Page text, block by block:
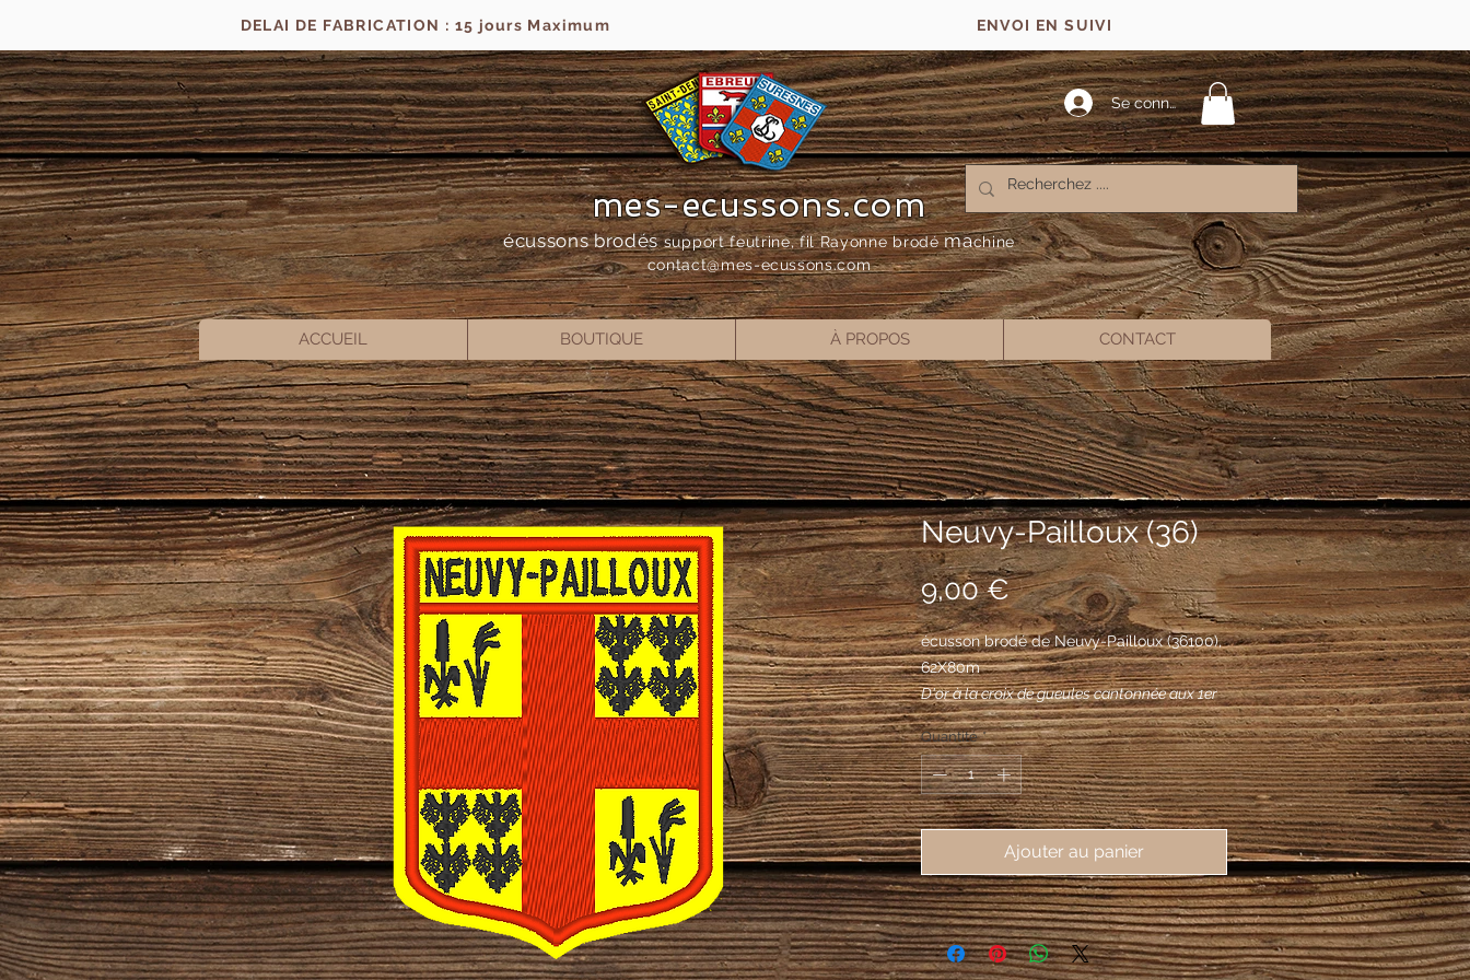
DELAI DE FABRICATION : 15 jours Maximum ENVOI EN SUIVI
Se connecter
mes-ecussons.com
écussons brodés support feutrine, fil Rayonne brodémachine
contact@mes-ecussons.com
ACCUEIL BOUTIQUE À PROPOS CONTACT
Neuvy-Pailloux (36)
9,00 €Prix
écusson brodé de Neuvy-Pailloux (36100),
62X80m
D'or à la croix de gueules cantonnée aux 1er
et 4e d'un épi de blé et d'un roseau les deux
de sable et rangés en fasce, aux 2e et 3e
chacun de quatre alérions de sable ordonnés
2 et 2.
Quantité *
Ajouter au panier